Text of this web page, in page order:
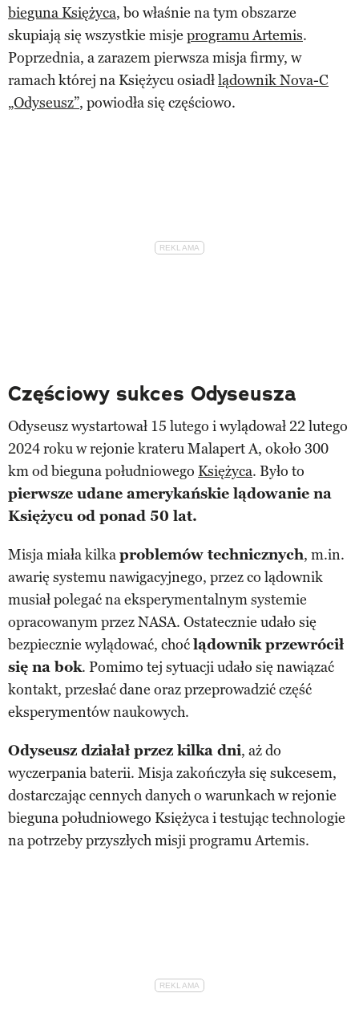
bieguna Księżyca, bo właśnie na tym obszarze
skupiają się wszystkie misje programu Artemis.
Poprzednia, a zarazem pierwsza misja firmy, w
ramach której na Księżycu osiadłlądownik Nova-C
„Odyseusz”, powiodła się częściowo.
Częściowy sukces Odyseusza
Odyseusz wystartował 15 lutego i wylądował 22 lutego
2024 roku w rejonie krateru Malapert A, około 300
km od bieguna południowego Księżyca. Było to
pierwsze udane amerykańskie lądowanie na
Księżycu od ponad 50 lat.
Misja miała kilkaproblemów technicznych, m.in.
awarię systemu nawigacyjnego, przez co lądownik
musiał polegać na eksperymentalnym systemie
opracowanym przez NASA. Ostatecznie udało się
bezpiecznie wylądować, choćlądownik przewrócił
się na bok. Pomimo tej sytuacji udało się nawiązać
kontakt, przesłać dane oraz przeprowadzić część
eksperymentów naukowych.
Odyseusz działał przez kilka dni, aż do
wyczerpania baterii. Misja zakończyła się sukcesem,
dostarczając cennych danych o warunkach w rejonie
bieguna południowego Księżyca i testując technologie
na potrzeby przyszłych misji programu Artemis.